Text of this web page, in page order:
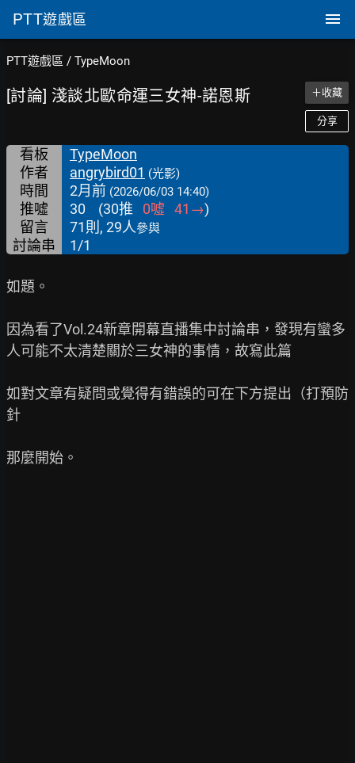
PTT遊戲區
PTT遊戲區 / TypeMoon
[討論] 淺談北歐命運三女神-諾恩斯 ＋收藏
分享
看板
TypeMoon
作者
angrybird01 (光影)
時間 2月前 (2026/06/03 14:40)
推噓 30 (30推 0噓 41 →)
留言
71則, 29人參與
討論串 1/1
如題。
因為看了Vol.24新章開幕直播集中討論串，發現有蠻多
人可能不太清楚關於三女神的事情，故寫此篇
如對文章有疑問或覺得有錯誤的可在下方提出（打預防
針
那麼開始。